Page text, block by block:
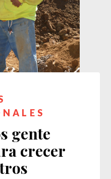
gente
crecer